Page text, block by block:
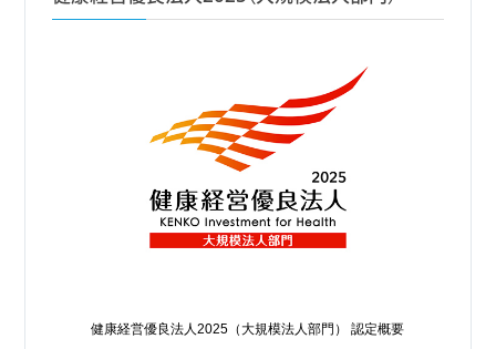
健康経営優良法人2025（大規模法人部門） 認定概要